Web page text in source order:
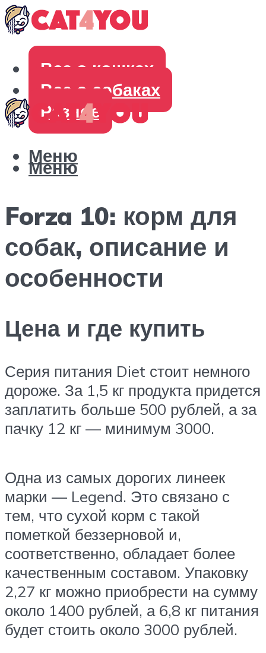
Все о кошках
Все о собаках
Разное
Меню
Меню
Forza 10: корм для
собак, описание и
особенности
Цена и где купить
Серия питания Diet стоит немного
дороже. За 1,5 кг продукта придется
заплатить больше 500 рублей, а за
пачку 12 кг — минимум 3000.
Одна из самых дорогих линеек
марки — Legend. Это связано с
тем, что сухой корм с такой
пометкой беззерновой и,
соответственно, обладает более
качественным составом. Упаковку
2,27 кг можно приобрести на сумму
около 1400 рублей, а 6,8 кг питания
будет стоить около 3000 рублей.